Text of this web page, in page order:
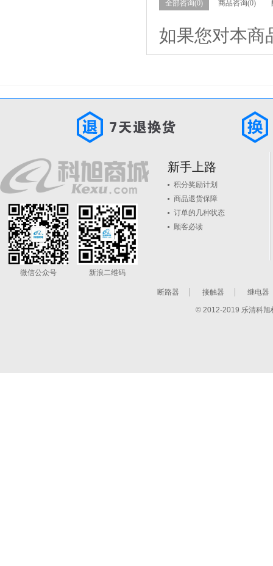
全部咨询(0) 商品咨询(0)
如果您对本商
微信公众号 新浪二维码
新手上路
积分奖励计划
商品退货保障
订单的几种状态
顾客必读
断路器 接触器 继电器
© 2012-2019 乐清科旭